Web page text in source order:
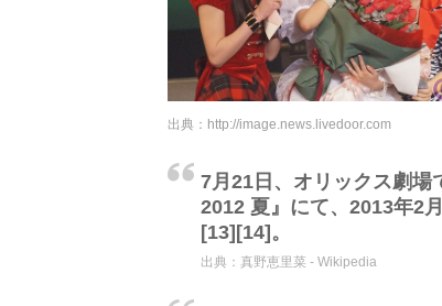
出典： http://image.news.livedoor.com
7月21日、オリックス劇
2012 夏』にて、2013年2
[13][14]。
出典： 真野恵里菜 - Wikipedia